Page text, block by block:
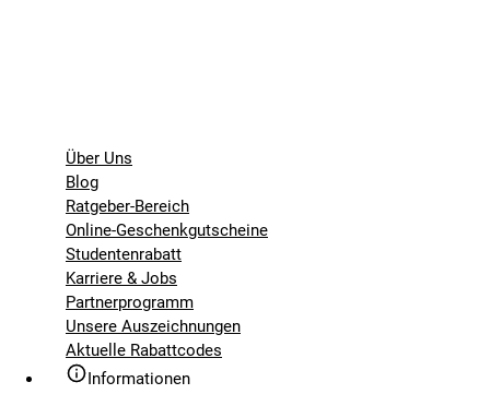
Über Uns
Blog
Ratgeber-Bereich
Online-Geschenkgutscheine
Studentenrabatt
Karriere & Jobs
Partnerprogramm
Unsere Auszeichnungen
Aktuelle Rabattcodes
Informationen